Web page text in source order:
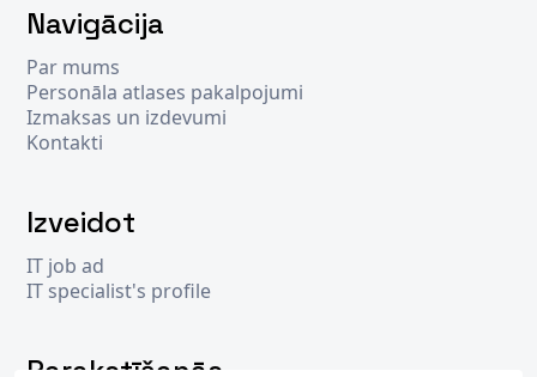
Navigācija
Par mums
Personāla atlases pakalpojumi
Izmaksas un izdevumi
Kontakti
Izveidot
IT job ad
IT specialist's profile